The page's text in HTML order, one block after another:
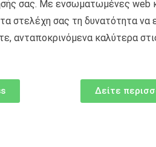
σας. Με ενσωματωμένες web
στελέχη σας τη δυνατότητα να
ανταποκρινόμενα καλύτερα
Δείτε